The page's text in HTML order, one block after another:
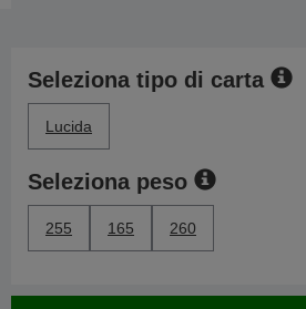
Seleziona tipo di carta
Lucida
Seleziona peso
255 165 260